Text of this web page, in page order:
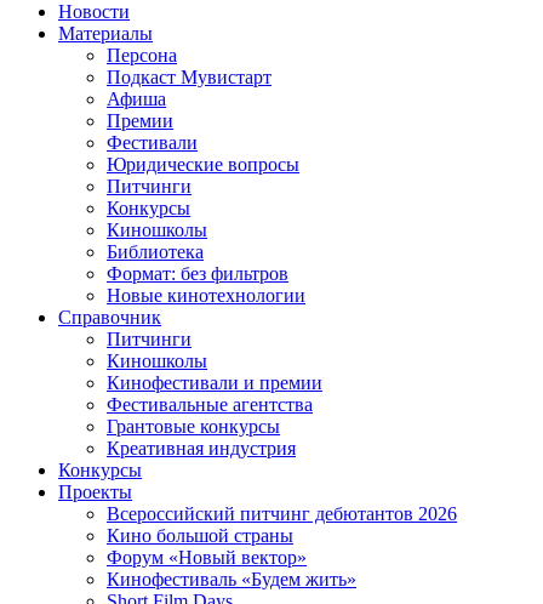
Новости
Материалы
Персона
Подкаст Мувистарт
Афиша
Премии
Фестивали
Юридические вопросы
Питчинги
Конкурсы
Киношколы
Библиотека
Формат: без фильтров
Новые кинотехнологии
Справочник
Питчинги
Киношколы
Кинофестивали и премии
Фестивальные агентства
Грантовые конкурсы
Креативная индустрия
Конкурсы
Проекты
Всероссийский питчинг дебютантов 2026
Кино большой страны
Форум «Новый вектор»
Кинофестиваль «Будем жить»